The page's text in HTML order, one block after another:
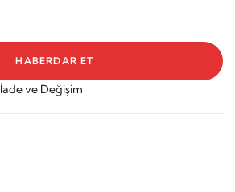
HABERDAR ET
İade ve Değişim